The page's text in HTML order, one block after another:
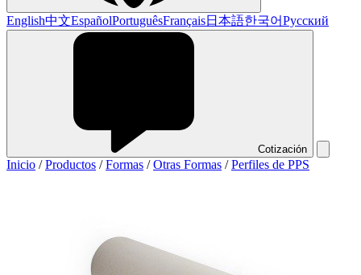
English中文EspañolPortuguêsFrançais日本語한국어Русский
Cotización
Inicio /Productos /Formas /Otras Formas /Perfiles de PPS